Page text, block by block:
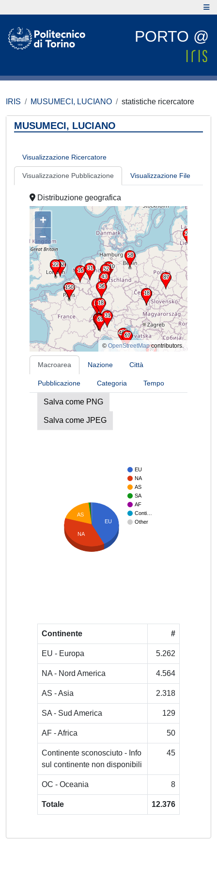
PORTO @
IRIS MUSUMECI, LUCIANO statistiche ricercatore
MUSUMECI, LUCIANO
Visualizzazione Ricercatore
Visualizzazione Pubblicazione Visualizzazione File
Distribuzione geografica
+
–
© OpenStreetMapcontributors.
Macroarea Nazione Città
Pubblicazione Categoria Tempo
Salva come PNG
Salva come JPEG
EU
NA
AS
SA
AF
Conti…
Other
EU
AS
NA
Continente #
EU - Europa 5.262
NA - Nord America 4.564
AS - Asia 2.318
SA - Sud America 129
AF - Africa 50
Continente sconosciuto - Info
sul continente non disponibili
45
OC - Oceania 8
Totale 12.376